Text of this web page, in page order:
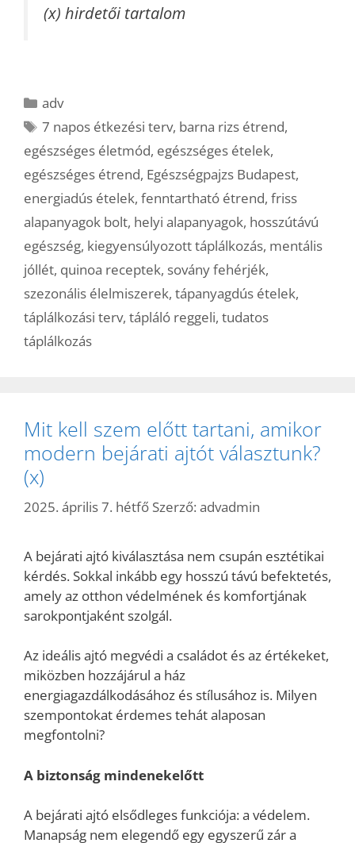
(x) hirdetői tartalom
Kategória
adv
Címkék
7 napos étkezési terv, barna rizs étrend,
egészséges életmód, egészséges ételek,
egészséges étrend, Egészségpajzs Budapest,
energiadús ételek, fenntartható étrend, friss
alapanyagok bolt, helyi alapanyagok, hosszútávú
egészség, kiegyensúlyozott táplálkozás, mentális
jóllét, quinoa receptek, sovány fehérjék,
szezonális élelmiszerek, tápanyagdús ételek,
táplálkozási terv, tápláló reggeli, tudatos
táplálkozás
Mit kell szem előtt tartani, amikor
modern bejárati ajtót választunk?
(x)
2025. április 7. hétfő Szerző: advadmin
A bejárati ajtó kiválasztása nem csupán esztétikai
kérdés. Sokkal inkább egy hosszú távú befektetés,
amely az otthon védelmének és komfortjának
sarokpontjaként szolgál.
Az ideális ajtó megvédi a családot és az értékeket,
miközben hozzájárul a ház
energiagazdálkodásához és stílusához is. Milyen
szempontokat érdemes tehát alaposan
megfontolni?
A biztonság mindenekelőtt
A bejárati ajtó elsődleges funkciója: a védelem.
Manapság nem elegendő egy egyszerű zár a